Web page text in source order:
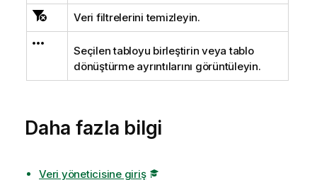
Veri filtrelerini temizleyin.
Seçilen tabloyu birleştirin veya tablo
dönüştürme ayrıntılarını görüntüleyin.
Daha fazla bilgi
Veri yöneticisine giriş